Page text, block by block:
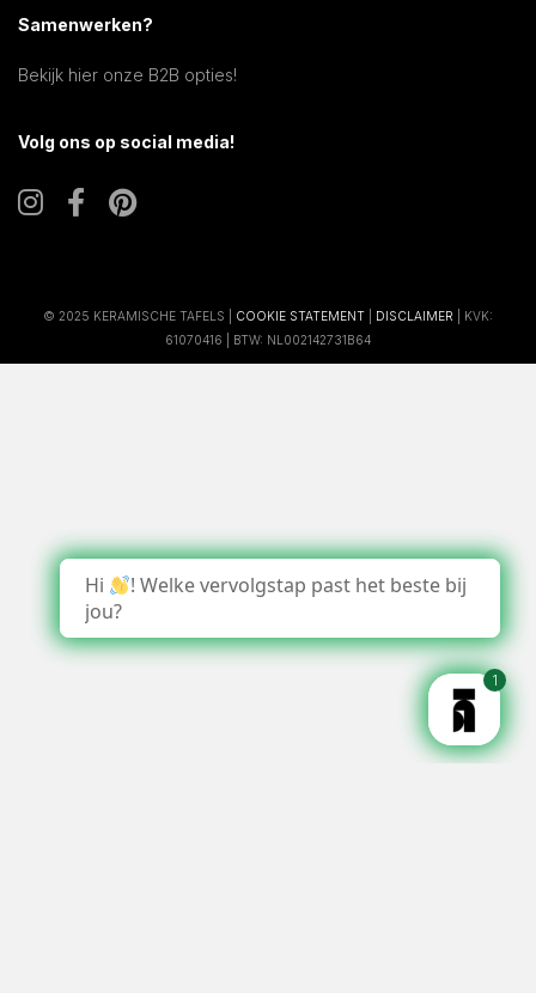
Samenwerken?
Bekijk hier onze B2B opties!
Volg ons op social media!
© 2025 KERAMISCHE TAFELS | COOKIE STATEMENT DISCLAIMER | KVK:
61070416 | BTW: NL002142731B64
Hi
! Welke vervolgstap past het beste bij
jou?
1